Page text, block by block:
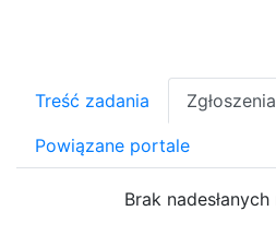
Treść zadania Zgłoszenia
Powiązane portale
Brak